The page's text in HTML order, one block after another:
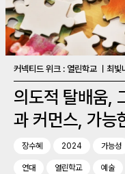
커넥티드 위크 : 열린학교 ㅣ최
의도적 탈배움,
과 커먼스, 가능
장수혜 2024 가능성
연대 열린학교 예술